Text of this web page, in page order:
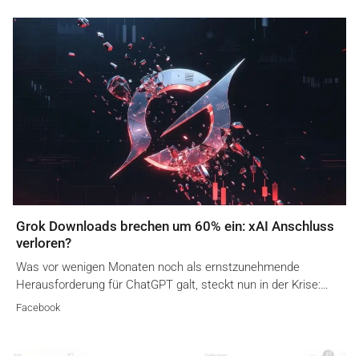
Grok Downloads brechen um 60% ein: xAI Anschluss
verloren?
Was vor wenigen Monaten noch als ernstzunehmende
Herausforderung für ChatGPT galt, steckt nun in der Krise:…
Facebook